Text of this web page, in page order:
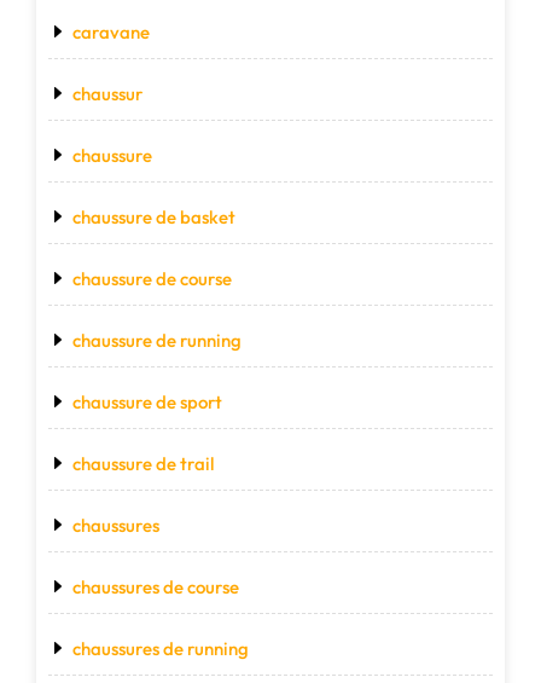
caravane
chaussur
chaussure
chaussure de basket
chaussure de course
chaussure de running
chaussure de sport
chaussure de trail
chaussures
chaussures de course
chaussures de running